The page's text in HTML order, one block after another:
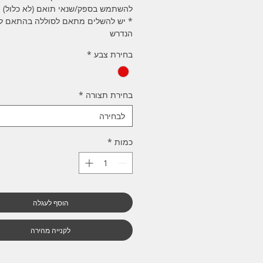
להשתמש בספק/שנאי תואם (לא כלול)
* יש להשלים מתאם לסוללה בהתאם
הנדרש
בחירת צבע *
בחירת תצורה *
לבחירה
כמות *
הוסף לעגלה
לקנייה מהירה